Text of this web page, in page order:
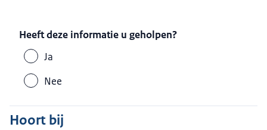
Heeft deze informatie u geholpen?
Ja
Nee
Hoort bij